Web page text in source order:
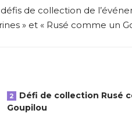
de collection de
» et « Rusé comme un
Défi de collection Rusé
Goupilou